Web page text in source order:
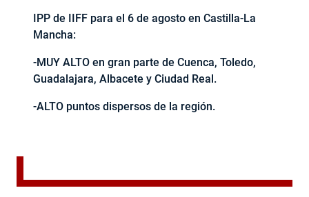
IPP de IIFF para el 6 de agosto en Castilla-La
Mancha:
-MUY ALTO en gran parte de Cuenca, Toledo,
Guadalajara, Albacete y Ciudad Real.
-ALTO puntos dispersos de la región.